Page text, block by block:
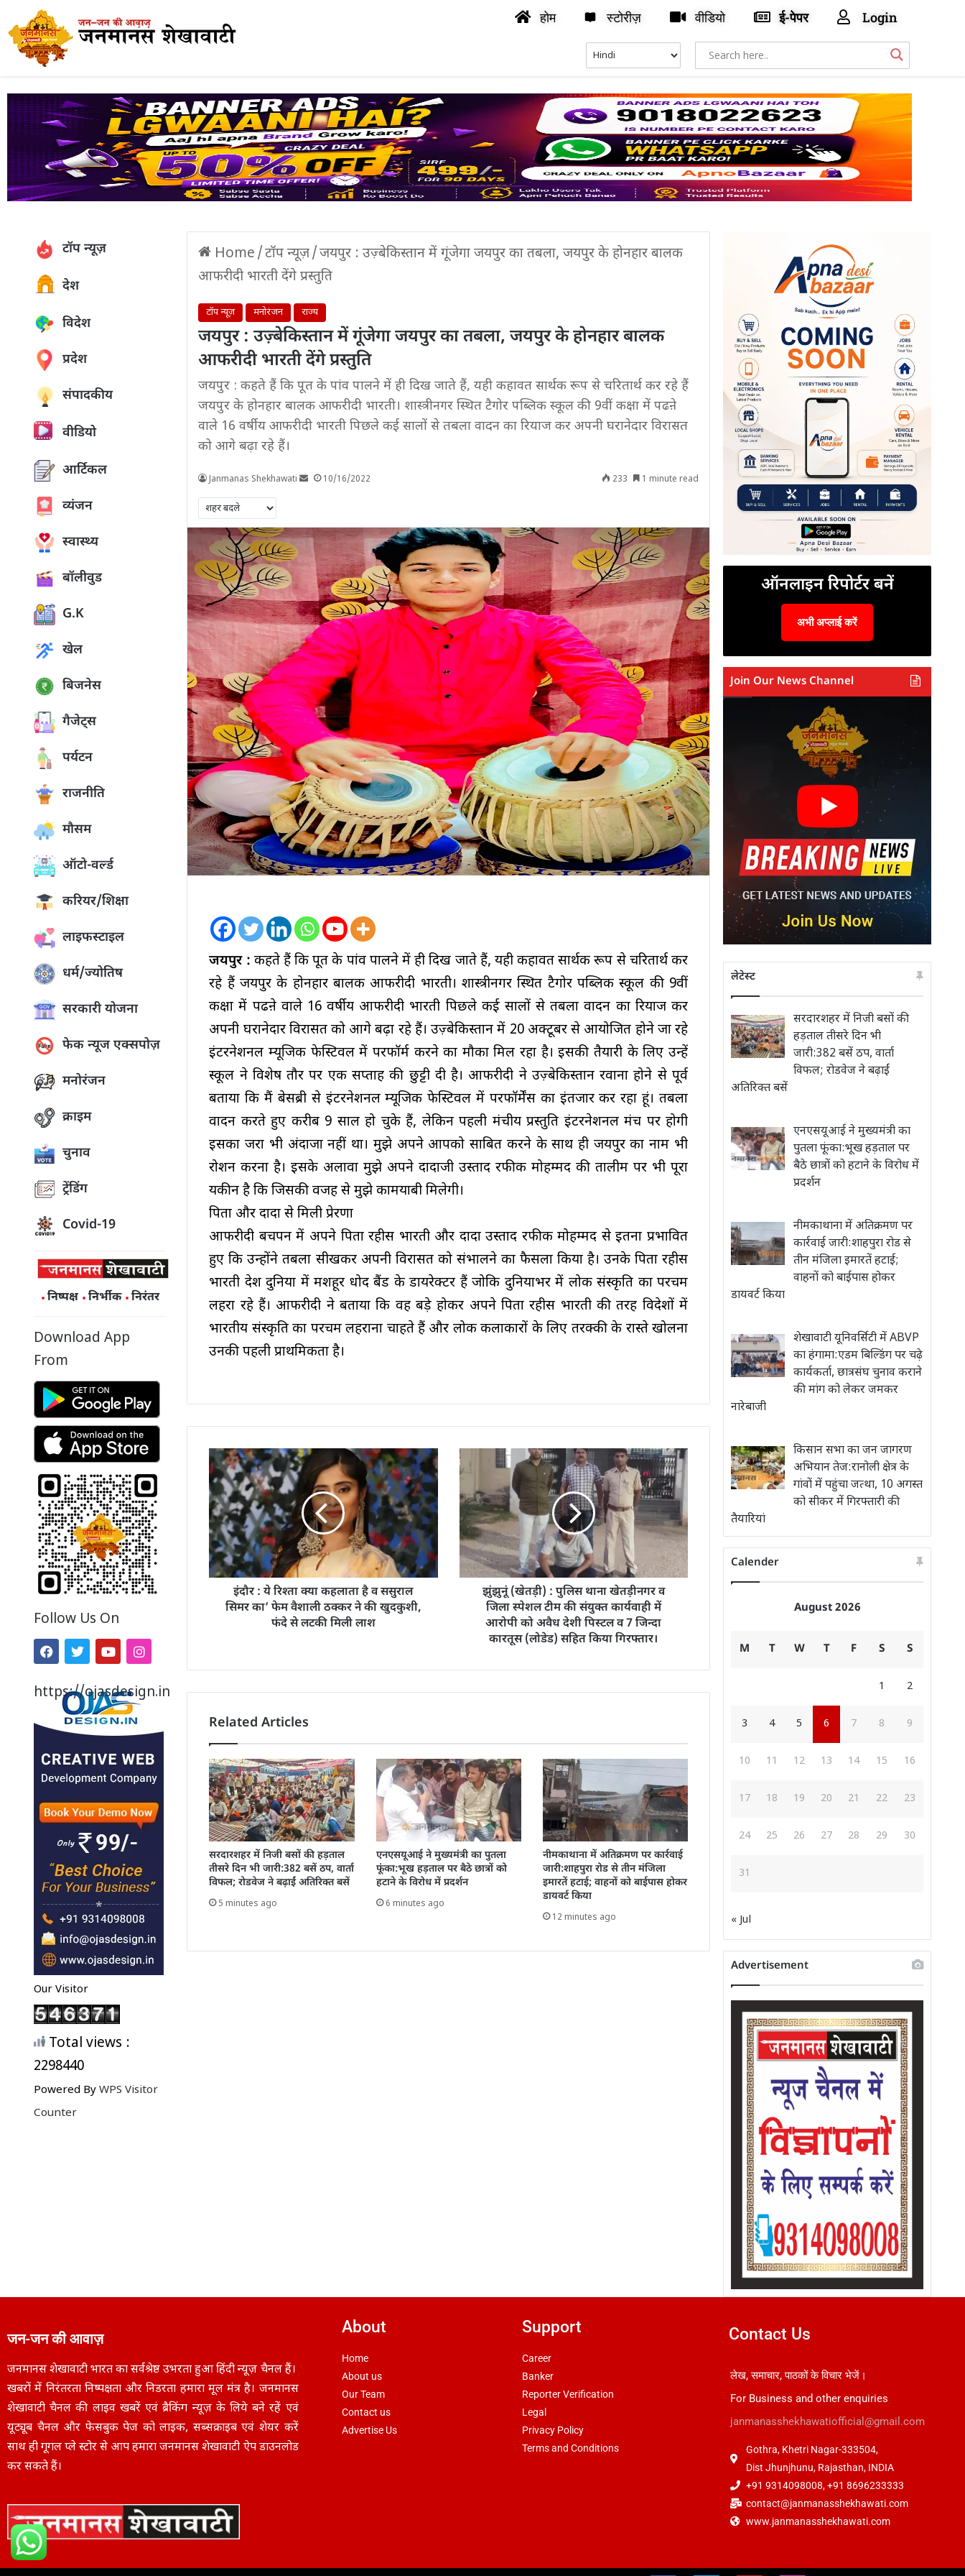
होम स्टोरीज़ वीडियो ई-पेपर Login
टॉप न्यूज़
देश
विदेश
प्रदेश
संपादकीय
वीडियो
आर्टिकल
व्यंजन
स्वास्थ्य
बॉलीवुड
G.K
खेल
बिजनेस
गैजेट्स
पर्यटन
राजनीति
मौसम
ऑटो-वर्ल्ड
करियर/शिक्षा
लाइफस्टाइल
धर्म/ज्योतिष
सरकारी योजना
फेक न्यूज एक्सपोज़
मनोरंजन
क्राइम
चुनाव
ट्रेंडिंग
Covid-19
निष्पक्ष निर्भीक निरंतर
Download App
From
Follow Us On
https://ojasdesign.in
Our Visitor
Total views :
2298440
Powered By WPS Visitor
Counter
Home /टॉप न्यूज़/जयपुर : उज़्बेकिस्तान में गूंजेगा जयपुर का तबला, जयपुर के होनहार बालक
आफरीदी भारती देंगे प्रस्तुति
टॉप न्यूज़ मनोरंजन राज्य
जयपुर : उज़्बेकिस्तान में गूंजेगा जयपुर का तबला, जयपुर के होनहार बालक
आफरीदी भारती देंगे प्रस्तुति
जयपुर : कहते हैं कि पूत के पांव पालने में ही दिख जाते हैं, यही कहावत सार्थक रूप से चरितार्थ कर रहे हैं
जयपुर के होनहार बालक आफरीदी भारती। शास्त्रीनगर स्थित टैगोर पब्लिक स्कूल की 9वीं कक्षा में पढऩे
वाले 16 वर्षीय आफरीदी भारती पिछले कई सालों से तबला वादन का रियाज कर अपनी घरानेदार विरासत
को आगे बढ़ा रहे हैं।
Janmanas Shekhawati 10/16/2022 233 1 minute read
जयपुर : कहते हैं कि पूत के पांव पालने में ही दिख जाते हैं, यही कहावत सार्थक रूप से चरितार्थ कर
रहे हैं जयपुर के होनहार बालक आफरीदी भारती। शास्त्रीनगर स्थित टैगोर पब्लिक स्कूल की 9वीं
कक्षा में पढऩे वाले 16 वर्षीय आफरीदी भारती पिछले कई सालों से तबला वादन का रियाज कर
अपनी घरानेदार विरासत को आगे बढ़ा रहे हैं। उज़्बेकिस्तान में 20 अक्टूबर से आयोजित होने जा रहे
इंटरनेशनल म्यूजिक फेस्टिवल में परफॉर्म करने का मौका मिल रहा है। इसकी तैयारी के लिए उन्हें
स्कूल ने विशेष तौर पर एक सप्ताह की छुट्टी दी है। आफरीदी ने उज़्बेकिस्तान रवाना होने से पूर्व
बताया कि मैं बेसब्री से इंटरनेशनल म्यूजिक फेस्टिवल में परफॉर्मेंस का इंतजार कर रहा हूं। तबला
वादन करते हुए करीब 9 साल हो चुके हैं, लेकिन पहली मंचीय प्रस्तुति इंटरनेशनल मंच पर होगी
इसका जरा भी अंदाजा नहीं था। मुझे अपने आपको साबित करने के साथ ही जयपुर का नाम भी
रोशन करना है। इसके अलावा मुझे अपने दादाजी उस्ताद रफीक मोहम्मद की तालीम पर भी पूरा
यकीन है कि जिसकी वजह से मुझे कामयाबी मिलेगी।
पिता और दादा से मिली प्रेरणा
आफरीदी बचपन में अपने पिता रहीस भारती और दादा उस्ताद रफीक मोहम्मद से इतना प्रभावित
हुए कि उन्होंने तबला सीखकर अपनी विरासत को संभालने का फैसला किया है। उनके पिता रहीस
भारती देश दुनिया में मशहूर धोद बैंड के डायरेक्टर हैं जोकि दुनियाभर में लोक संस्कृति का परचम
लहरा रहे हैं। आफरीदी ने बताया कि वह बड़े होकर अपने पिता रहीस भारती की तरह विदेशों में
भारतीय संस्कृति का परचम लहराना चाहते हैं और लोक कलाकारों के लिए तरक्की के रास्ते खोलना
उनकी पहली प्राथमिकता है।
इंदौर : ये रिश्ता क्या कहलाता है व ससुराल
सिमर का’ फेम वैशाली ठक्कर ने की खुदकुशी,
फंदे से लटकी मिली लाश
झुंझुनूं (खेतड़ी) : पुलिस थाना खेतड़ीनगर व
जिला स्पेशल टीम की संयुक्त कार्यवाही में
आरोपी को अवैध देशी पिस्टल व 7 जिन्दा
कारतूस (लोडेड) सहित किया गिरफ्तार।
Related Articles
सरदारशहर में निजी बसों की हड़ताल
तीसरे दिन भी जारी:382 बसें ठप, वार्ता
विफल; रोडवेज ने बढ़ाईं अतिरिक्त बसें
5 minutes ago
एनएसयूआई ने मुख्यमंत्री का पुतला
फूंका:भूख हड़ताल पर बैठे छात्रों को
हटाने के विरोध में प्रदर्शन
6 minutes ago
नीमकाथाना में अतिक्रमण पर कार्रवाई
जारी:शाहपुरा रोड से तीन मंजिला
इमारतें हटाई; वाहनों को बाईपास होकर
डायवर्ट किया
12 minutes ago
ऑनलाइन रिपोर्टर बनें
अभी अप्लाई करें
Join Our News Channel
लेटेस्ट
सरदारशहर में निजी बसों की
हड़ताल तीसरे दिन भी
जारी:382 बसें ठप, वार्ता
विफल; रोडवेज ने बढ़ाईं
अतिरिक्त बसें
एनएसयूआई ने मुख्यमंत्री का
पुतला फूंका:भूख हड़ताल पर
बैठे छात्रों को हटाने के विरोध में
प्रदर्शन
नीमकाथाना में अतिक्रमण पर
कार्रवाई जारी:शाहपुरा रोड से
तीन मंजिला इमारतें हटाई;
वाहनों को बाईपास होकर
डायवर्ट किया
शेखावाटी यूनिवर्सिटी में ABVP
का हंगामा:एडम बिल्डिंग पर चढ़े
कार्यकर्ता, छात्रसंघ चुनाव कराने
की मांग को लेकर जमकर
नारेबाजी
किसान सभा का जन जागरण
अभियान तेज:रानोली क्षेत्र के
गांवों में पहुंचा जत्था, 10 अगस्त
को सीकर में गिरफ्तारी की
तैयारियां
Calender
August 2026
M T W T F S S
1 2
3 4 5 6 7 8 9
10 11 12 13 14 15 16
17 18 19 20 21 22 23
24 25 26 27 28 29 30
31
« Jul
Advertisement
जन-जन की आवाज़
जनमानस शेखावाटी भारत का सर्वश्रेष्ठ उभरता हुआ हिंदी न्यूज़ चैनल हैं।
खबरों में निरंतरता निष्पक्षता और निडरता हमारा मूल मंत्र है। जनमानस
शेखावाटी चैनल की लाइव खबरें एवं ब्रैकिंग न्यूज़ के लिये बने रहें एवं
यूट्यूब चैनल और फेसबुक पेज को लाइक, सब्सक्राइब एवं शेयर करें
साथ ही गूगल प्ले स्टोर से आप हमारा जनमानस शेखावाटी ऐप डाउनलोड
कर सकते हैं।
About
Home
About us
Our Team
Contact us
Advertise Us
Support
Career
Banker
Reporter Verification
Legal
Privacy Policy
Terms and Conditions
Contact Us
लेख, समाचार, पाठकों के विचार भेजें।
For Business and other enquiries
janmanasshekhawatiofficial@gmail.com
Gothra, Khetri Nagar-333504,
Dist Jhunjhunu, Rajasthan, INDIA
+91 9314098008, +91 8696233333
contact@janmanasshekhawati.com
www.janmanasshekhawati.com